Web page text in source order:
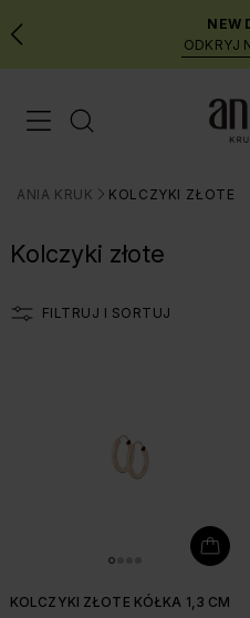
Przejdź
do
FILTRÓW
MENU
NEW
ODKRYJ
Menu mobilne
ANIA KRUK
>
KOLCZYKI ZŁOTE
Kolczyki złote
FILTRUJ I SORTUJ
KOLCZYKI ZŁOTE KÓŁKA 1,3 CM